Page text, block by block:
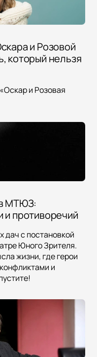
и Розовой
который нельзя
и Розовая
МТЮЗ:
противоречий
дач с постановкой
Юного Зрителя.
жизни, где герои
и